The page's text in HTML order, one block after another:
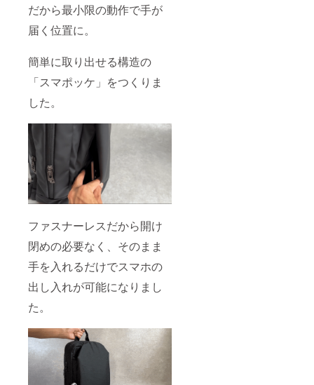
だから最小限の動作で手が
届く位置に。
簡単に取り出せる構造の
「スマポッケ」をつくりま
した。
ファスナーレスだから開け
閉めの必要なく、そのまま
手を入れるだけでスマホの
出し入れが可能になりまし
た。